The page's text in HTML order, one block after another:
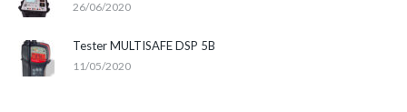
26/06/2020
Tester MULTISAFE DSP 5B
11/05/2020